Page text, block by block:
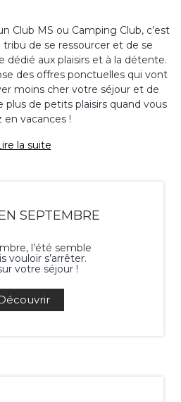
Club MS ou Camping Club, c’est
tribu de se ressourcer et de se
dédié aux plaisirs et à la détente.
des offres ponctuelles qui vont
moins cher votre séjour et de
plus de petits plaisirs quand vous
en vacances !
la suite
SEPTEMBRE
l’été semble
vouloir s’arrêter.
votre séjour !